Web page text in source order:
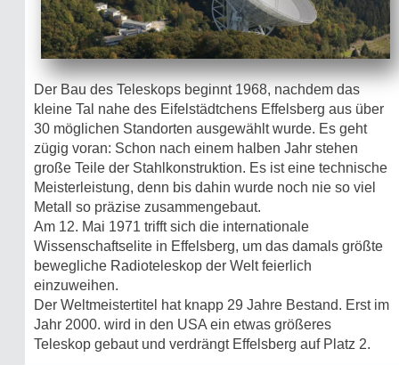
Der Bau des Teleskops beginnt 1968, nachdem das
kleine Tal nahe des Eifelstädtchens Effelsberg aus über
30 möglichen Standorten ausgewählt wurde. Es geht
zügig voran: Schon nach einem halben Jahr stehen
große Teile der Stahlkonstruktion. Es ist eine technische
Meisterleistung, denn bis dahin wurde noch nie so viel
Metall so präzise zusammengebaut.
Am 12. Mai 1971 trifft sich die internationale
Wissenschaftselite in Effelsberg, um das damals größte
bewegliche Radioteleskop der Welt feierlich
einzuweihen.
Der Weltmeistertitel hat knapp 29 Jahre Bestand. Erst im
Jahr 2000. wird in den USA ein etwas größeres
Teleskop gebaut und verdrängt Effelsberg auf Platz 2.